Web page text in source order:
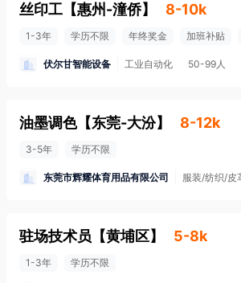
丝印工 【惠州-潼侨】 8-10k
1-3年 学历不限 年终奖金 加班补贴
伏尔甘智能设备 工业自动化 50-99人
油墨调色 【东莞-大汾】 8-12k
3-5年 学历不限
东莞市辉耀体育用品有限公司 服装/纺织/皮
驻场技术员 【黄埔区】 5-8k
1-3年 学历不限